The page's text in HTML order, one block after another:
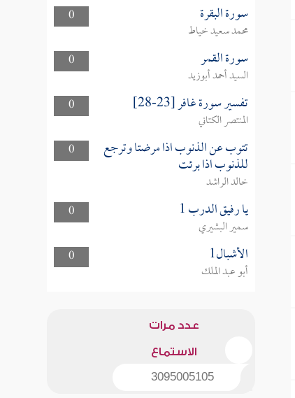
0
سورة البقرة
محمد سعيد خياط
0
سورة القمر
السيد أحمد أبوزيد
0
تفسير سورة غافر [23-28]
المنتصر الكتاني
0
تتوب عن الذنوب اذا مرضتا وترجع
للذنوب اذا برئت
خالد الراشد
0
يا رفيق الدرب 1
سمير البشيري
0
الأشبال1
أبو عبد الملك
عدد مرات
الاستماع
3095005105